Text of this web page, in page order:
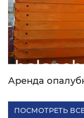
Аренда
ПОСМОТРЕТЬ